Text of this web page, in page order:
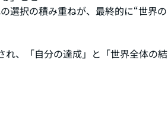
選択の積み重ねが、最終的に“世界の
、「自分の達成」と「世界全体の結